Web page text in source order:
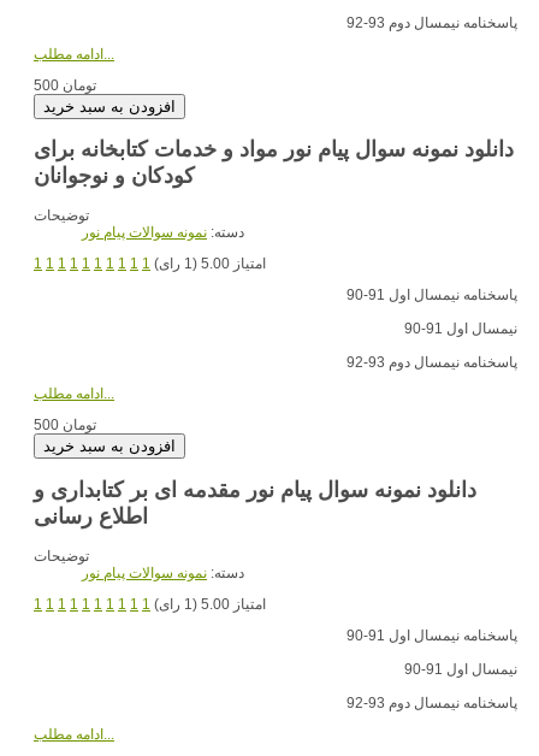
پاسخنامه نیمسال دوم 93-92
500 تومان
دانلود نمونه سوال پیام نور مواد و خدمات کتابخانه برای
کودکان و نوجوانان
توضیحات
دسته: نمونه سوالات پیام نور
1 1 1 1 1 1 1 1 1 1
امتیاز 5.00 (1 رای)
پاسخنامه نیمسال اول 91-90
نیمسال اول 91-90
پاسخنامه نیمسال دوم 93-92
ادامه مطلب...
500 تومان
دانلود نمونه سوال پیام نور مقدمه ای بر کتابداری و
اطلاع رسانی
توضیحات
دسته: نمونه سوالات پیام نور
1 1 1 1 1 1 1 1 1 1
امتیاز 5.00 (1 رای)
پاسخنامه نیمسال اول 91-90
نیمسال اول 91-90
پاسخنامه نیمسال دوم 93-92
ادامه مطلب...